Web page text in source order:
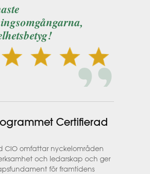
Certifierad
CIO omfattar nyckelområden
och ledarskap och ger
för framtidens